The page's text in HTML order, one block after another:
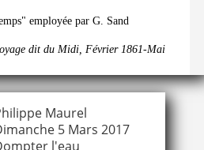
employée par G. Sand
dit du Midi, Février 1861-Mai
Maurel
5 Mars 2017
l'eau